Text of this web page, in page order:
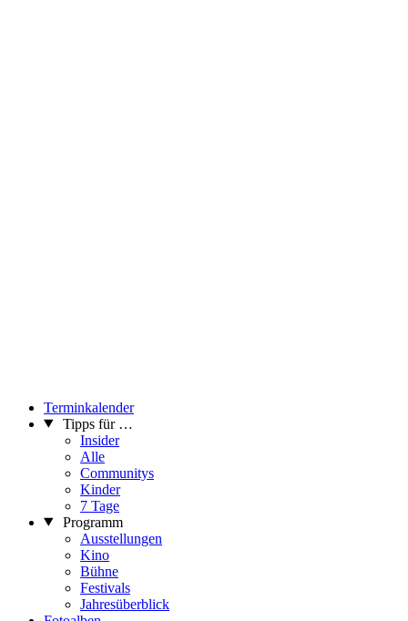
Terminkalender
Tipps für …
Insider
Alle
Communitys
Kinder
7 Tage
Programm
Ausstellungen
Kino
Bühne
Festivals
Jahresüberblick